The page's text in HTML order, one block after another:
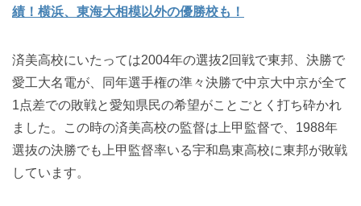
績！横浜、東海大相模以外の優勝校も！
済美高校にいたっては2004年の選抜2回戦で東邦、決勝で
愛工大名電が、同年選手権の準々決勝で中京大中京が全て
1点差での敗戦と愛知県民の希望がことごとく打ち砕かれ
ました。この時の済美高校の監督は上甲監督で、1988年
選抜の決勝でも上甲監督率いる宇和島東高校に東邦が敗戦
しています。